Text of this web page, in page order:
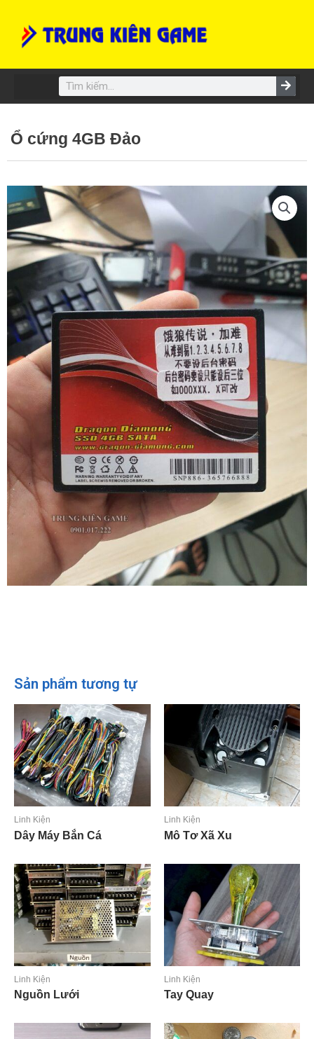
content
Search
Ổ cứng 4GB Đảo
Sản phẩm tương tự
Linh Kiện
Dây Máy Bắn Cá
Linh Kiện
Mô Tơ Xã Xu
Linh Kiện
Nguồn Lưới
Linh Kiện
Tay Quay